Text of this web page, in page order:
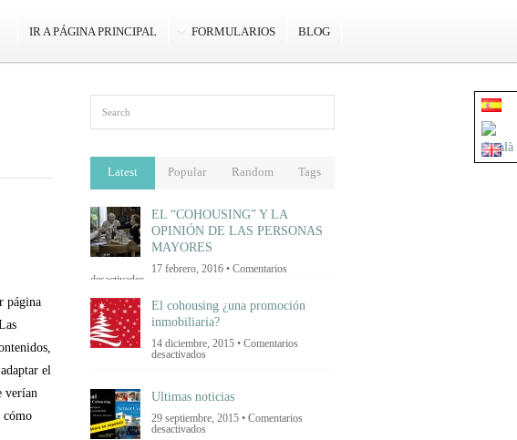
IR A PÁGINA PRINCIPAL FORMULARIOS BLOG
página
el
verían
cómo
Latest Popular Random Tags
EL “COHOUSING” Y LA
OPINIÓN DE LAS PERSONAS
MAYORES
17 febrero, 2016 • Comentarios
desactivadosen
“COHOUSING”
Y
LA
DE
LAS
El cohousing ¿una promoción
inmobiliaria?
14 diciembre, 2015 • Comentarios
desactivadosen
promoción
Ultimas noticias
29 septiembre, 2015 • Comentarios
desactivadosen